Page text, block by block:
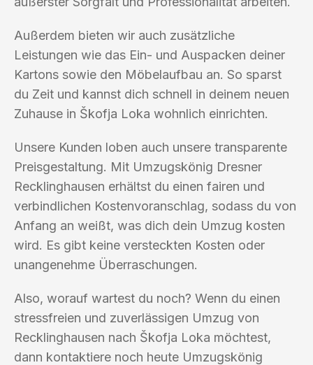
Außerdem bieten wir auch zusätzliche
Leistungen wie das Ein- und Auspacken deiner
Kartons sowie den Möbelaufbau an. So sparst
du Zeit und kannst dich schnell in deinem neuen
Zuhause in Škofja Loka wohnlich einrichten.
Unsere Kunden loben auch unsere transparente
Preisgestaltung. Mit Umzugskönig Dresner
Recklinghausen erhältst du einen fairen und
verbindlichen Kostenvoranschlag, sodass du von
Anfang an weißt, was dich dein Umzug kosten
wird. Es gibt keine versteckten Kosten oder
unangenehme Überraschungen.
Also, worauf wartest du noch? Wenn du einen
stressfreien und zuverlässigen Umzug von
Recklinghausen nach Škofja Loka möchtest,
dann kontaktiere noch heute Umzugskönig